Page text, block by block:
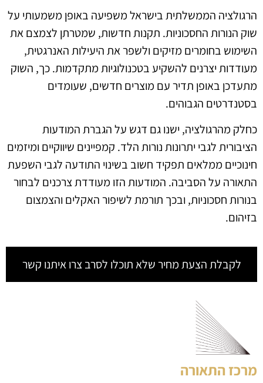
הרגולציה הממשלתית בישראל משפיעה באופן משמעותי על
שוק הנורות החסכוניות. תקנות חדשות, שמטרתן לצמצם את
השימוש בחומרים מזיקים ולשפר את היעילות האנרגטית,
מעודדות יצרנים להשקיע בטכנולוגיות מתקדמות. כך, השוק
מתעדכן באופן תדיר עם מוצרים חדשים, שעומדים
בסטנדרטים הגבוהים.
כחלק מהרגולציה, ישנו גם דגש על הגברת המודעות
הציבורית לגבי יתרונות נורות הלד. קמפיינים שיווקיים ומיזמים
חינוכיים ממלאים תפקיד חשוב בשינוי התודעה לגבי השפעת
התאורה על הסביבה. המודעות הזו מעודדת צרכנים לבחור
בנורות חסכוניות, ובכך תורמת לשיפור האקלים והצמצום
בזיהום.
לקבלת הצעת מחיר שלא תוכלו לסרב צרו איתנו קשר
מרכז התאורה